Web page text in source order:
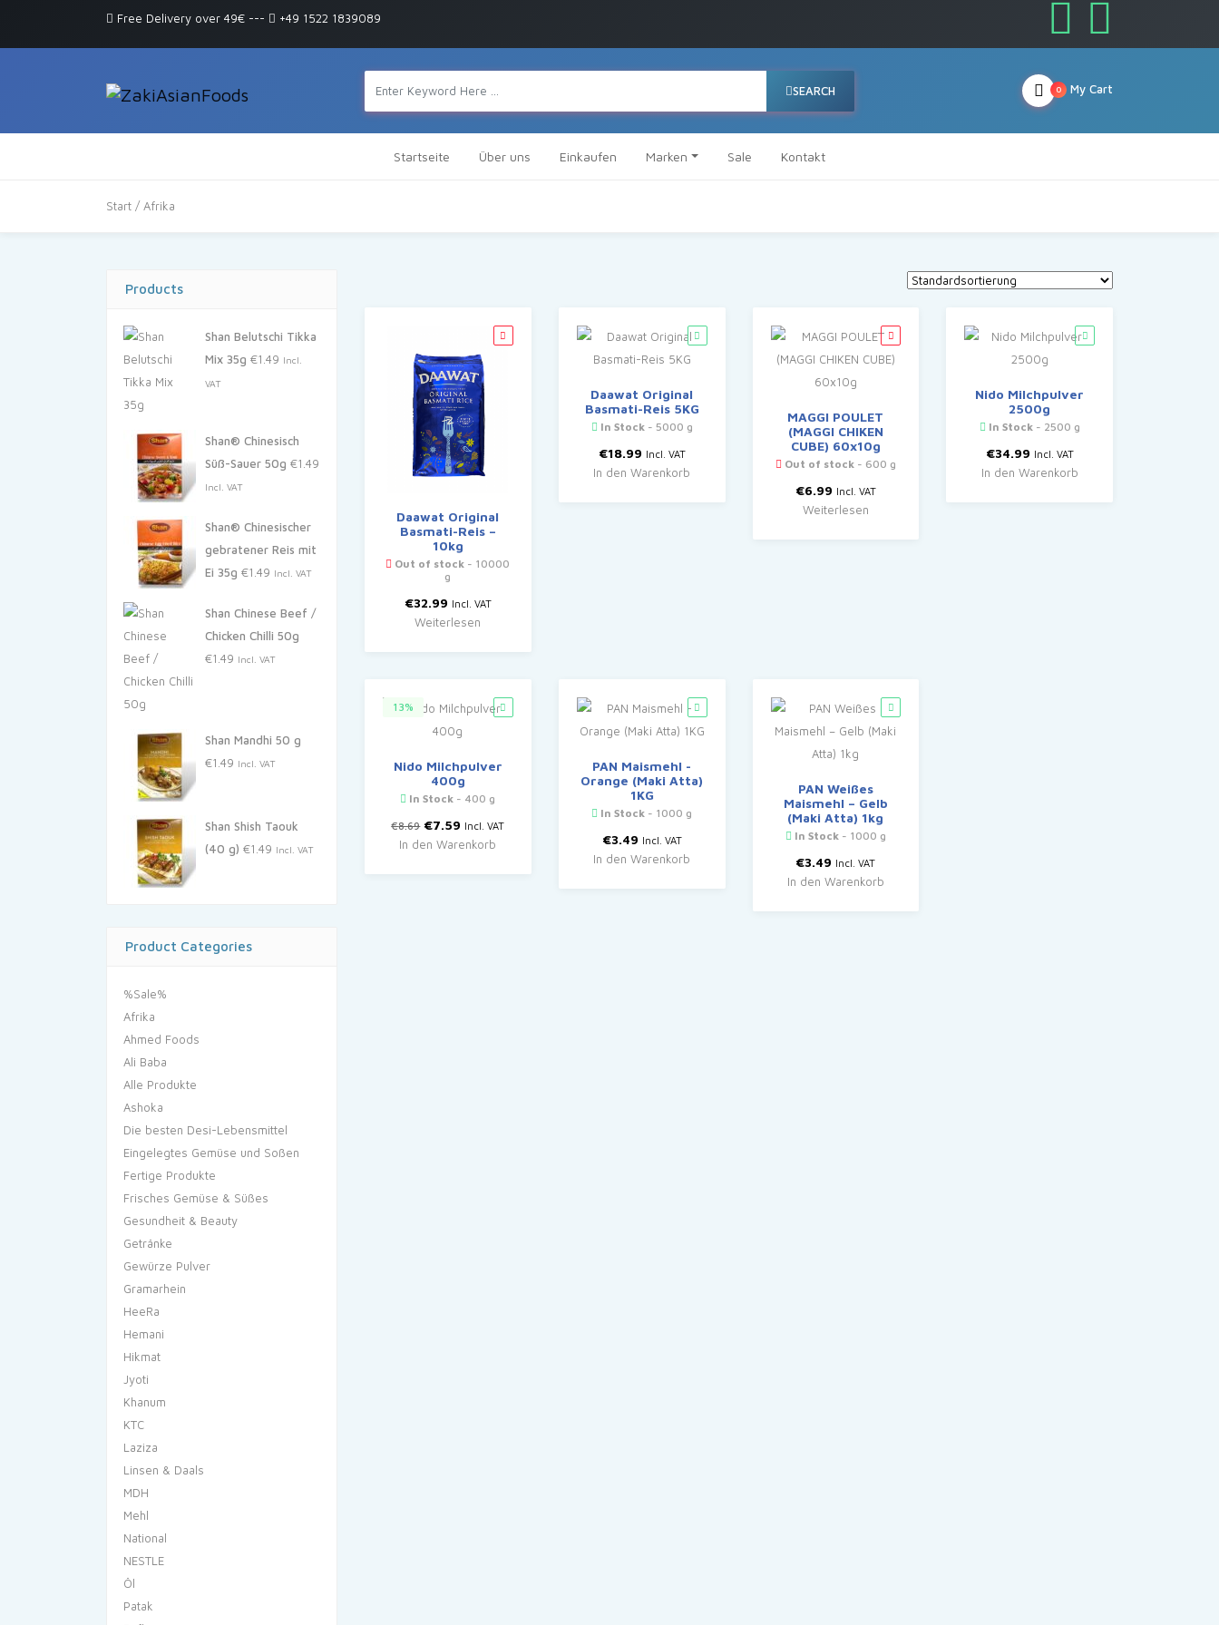
Free Delivery over 49€ --- +49 1522 1839089
SEARCH My Cart
0
Startseite Über uns Einkaufen Marken Sale Kontakt
Start / Afrika
Products
Shan Belutschi Tikka
Mix 35g €1.49 Incl.
VAT
Shan® Chinesisch
Süß-Sauer 50g €1.49
Incl. VAT
Shan® Chinesischer
gebratener Reis mit
Ei 35g €1.49 Incl. VAT
Shan Chinese Beef /
Chicken Chilli 50g
€1.49 Incl. VAT
Shan Mandhi 50 g
€1.49 Incl. VAT
Shan Shish Taouk
(40 g) €1.49 Incl. VAT
Product Categories
%Sale%
Afrika
Ahmed Foods
Ali Baba
Alle Produkte
Ashoka
Die besten Desi-Lebensmittel
Eingelegtes Gemüse und Soßen
Fertige Produkte
Frisches Gemüse & Süßes
Gesundheit & Beauty
Getränke
Gewürze Pulver
Gramarhein
HeeRa
Hemani
Hikmat
Jyoti
Khanum
KTC
Laziza
Linsen & Daals
MDH
Mehl
National
NESTLE
Öl
Patak
Daawat Original
Basmati-Reis –
10kg
Out of stock - 10000
g
€32.99 Incl. VAT
Weiterlesen
Daawat Original
Basmati-Reis 5KG
In Stock- 5000 g
€18.99 Incl. VAT
In den Warenkorb
MAGGI POULET
(MAGGI CHIKEN
CUBE) 60x10g
Out of stock- 600 g
€6.99 Incl. VAT
Weiterlesen
Nido Milchpulver
2500g
In Stock- 2500 g
€34.99 Incl. VAT
In den Warenkorb
13%
Nido Milchpulver
400g
In Stock - 400 g
€8.69 Ursprünglicher
Preis
war:
€7.59 Aktueller
Preis
ist:
Incl. VAT
In den Warenkorb
PAN Maismehl -
Orange (Maki Atta)
1KG
In Stock - 1000 g
€3.49 Incl. VAT
In den Warenkorb
PAN Weißes
Maismehl – Gelb
(Maki Atta) 1kg
In Stock- 1000 g
€3.49 Incl. VAT
In den Warenkorb